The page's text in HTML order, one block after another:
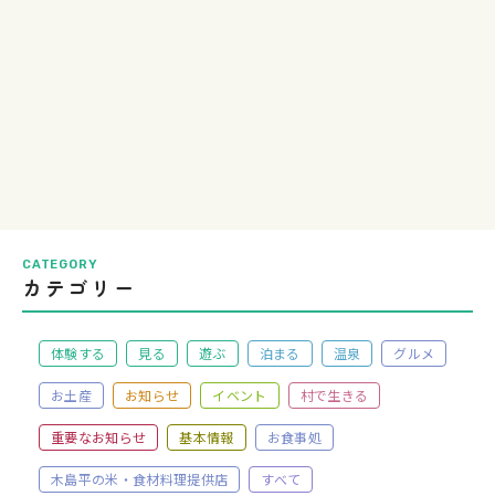
CATEGORY
カテゴリー
体験する 見る 遊ぶ 泊まる 温泉 グルメ
お土産 お知らせ イベント 村で生きる
重要なお知らせ 基本情報 お食事処
木島平の米・食材料理提供店 すべて